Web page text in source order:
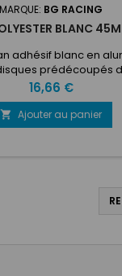
MARQUE: BG RACING
BLANC
adhésif blanc en
prédécoupés
sur un rouleau de
en feuille
peuvent être
directement sur
Prix
16,66 €
 Ajouter au panier